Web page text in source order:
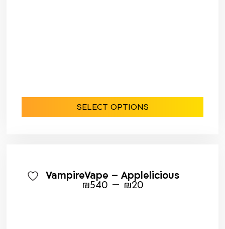
SELECT OPTIONS
VampireVape – Applelicious
₪20
–
₪540